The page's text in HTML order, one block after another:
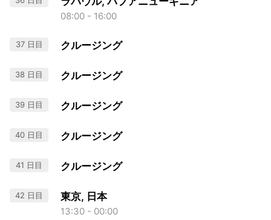
08:00 - 16:00
37 日目 クルージング
38 日目 クルージング
39 日目 クルージング
40 日目 クルージング
41 日目 クルージング
42 日目 東京, 日本
13:30 - 00:00